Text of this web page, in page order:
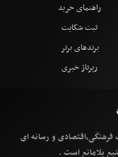
راهنمای خرید
ثبت شکایت
برندهای برتر
رپرتاژ خبری
و رسانه ای
بلامانع است .